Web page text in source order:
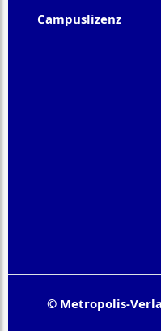
Campuslizenz
© Metropolis-